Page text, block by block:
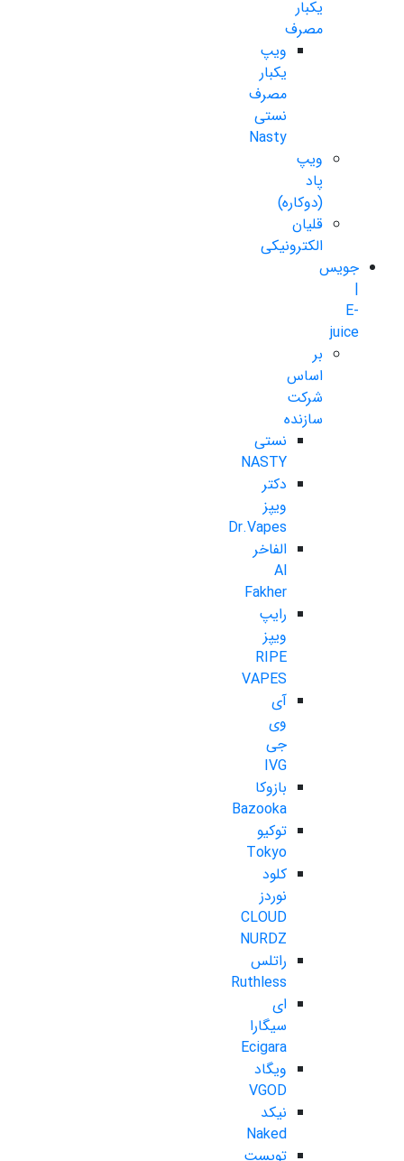
یکبار
مصرف
ویپ
یکبار
مصرف
نستی
Nasty
ویپ
پاد
(دوکاره)
قلیان
الکترونیکی
جویس
|
E-
juice
بر
اساس
شرکت
سازنده
نستی
NASTY
دکتر
ویپز
Dr.Vapes
الفاخر
Al
Fakher
رایپ
ویپز
RIPE
VAPES
آی
وی
جی
IVG
بازوکا
Bazooka
توکیو
Tokyo
کلود
نوردز
CLOUD
NURDZ
راتلس
Ruthless
ای
سیگارا
Ecigara
ویگاد
VGOD
نیکد
Naked
تویست